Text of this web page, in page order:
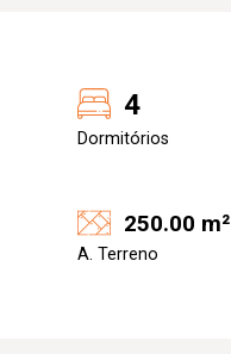
4
Dormitórios
250.00 m²
A. Terreno